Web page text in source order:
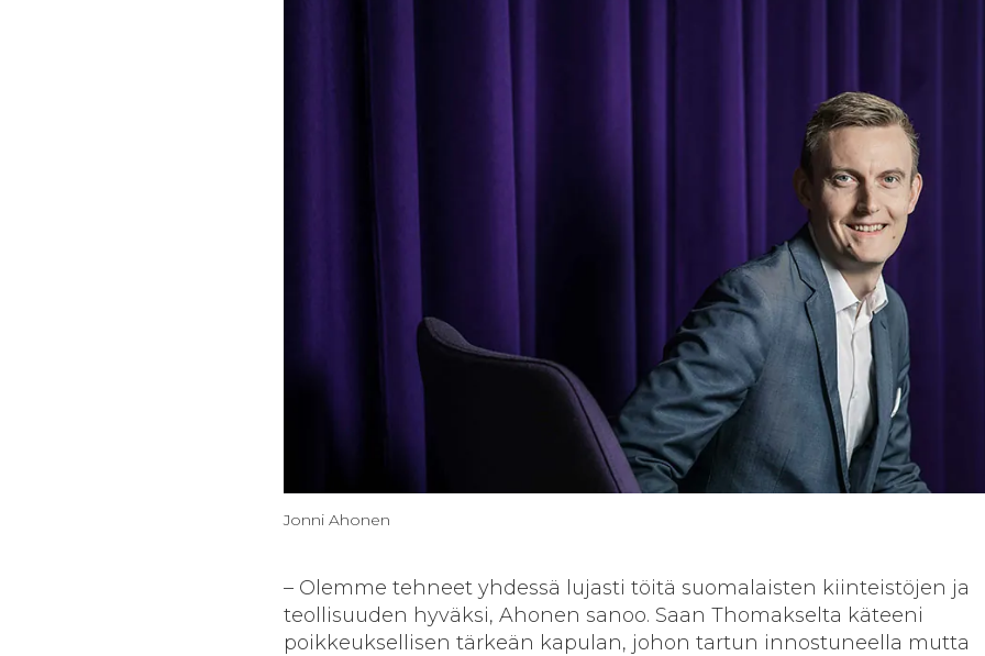
Jonni Ahonen
– Olemme tehneet yhdessä lujasti töitä suomalaisten kiinteistöjen ja
teollisuuden hyväksi, Ahonen sanoo. Saan Thomakselta käteeni
poikkeuksellisen tärkeän kapulan, johon tartun innostuneella mutta